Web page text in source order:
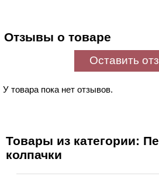
Отзывы о товаре
Оставить
У товара пока нет отзывов.
Товары из категории:
колпачки